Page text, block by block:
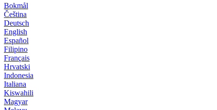
Bokmål
Čeština
Deutsch
English
Español
Filipino
Français
Hrvatski
Indonesia
Italiana
Kiswahili
Magyar